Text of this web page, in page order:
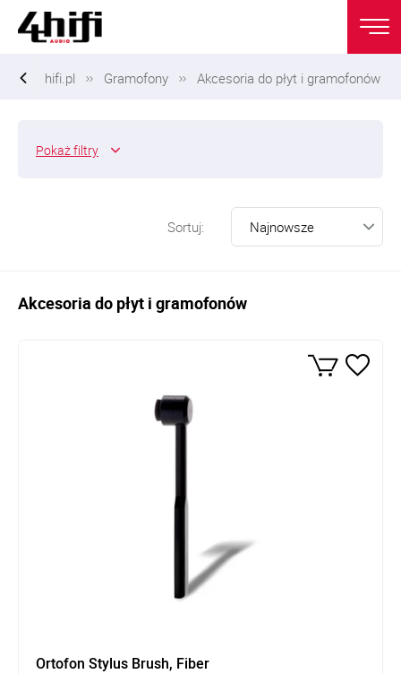
hifi.pl Gramofony Akcesoria do płyt i gramofonów
Pokażfiltry
Sortuj:
Akcesoria do płyt i gramofonów
Ortofon Stylus Brush, Fiber